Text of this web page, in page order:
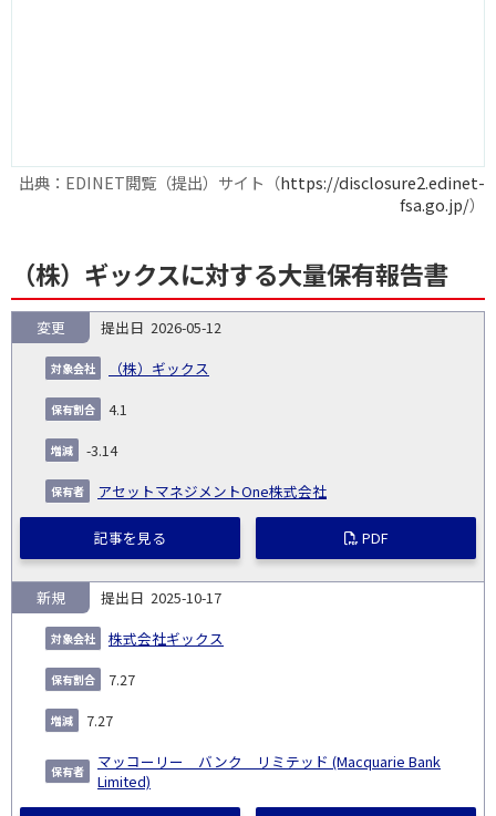
出典：EDINET閲覧（提出）サイト（https://disclosure2.edinet-
fsa.go.jp/）
（株）ギックスに対する大量保有報告書
NO.
告
義
務
発
生
日
提
日
証券
対
2026-05-12
（株）ギックス
変更
4.1
-3.14
アセットマネジメントOne株式会社
記事を見る PDF
2025-10-17
株式会社ギックス
新規
7.27
7.27
マッコーリー バンク リミテッド (Macquarie Bank
Limited)